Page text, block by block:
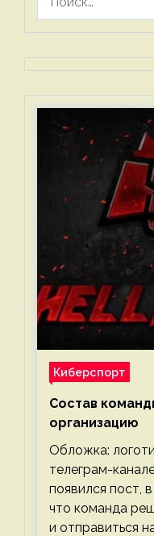
Киберспорт
Состав
организацию
Обложка:
телеграм-
появился пост,
что команда
и отправиться